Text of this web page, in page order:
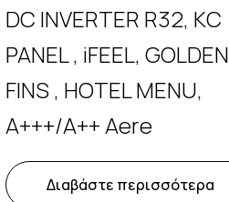
DC INVERTER R32, KC
PANEL , iFEEL, GOLDEN
FINS , HOTEL MENU,
A+++/A++ Aere
Διαβάστε περισσότερα